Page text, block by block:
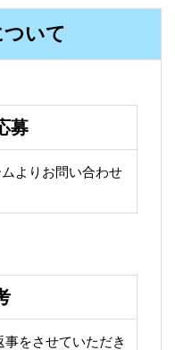
いて
募
よりお問い合わせ
をさせていただき